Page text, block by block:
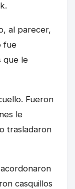
al parecer,
fue
que le
Fueron
le
trasladaron
casquillos